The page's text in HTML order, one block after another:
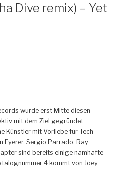
Dive remix) – Yet
wurde erst Mitte diesen
mit dem Ziel gegründet
Künstler mit Vorliebe für Tech-
Eyerer, Sergio Parrado, Ray
sind bereits einige namhafte
4 kommt von Joey